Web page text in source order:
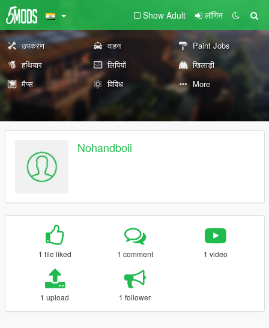
Show Adult लॉगिन
उपकरण वाहन
Paint Jobs
हथियार
लिपियों
खिलाड़ी
मैप्स
विविध More
Nohandboii
1 file liked 1 comment 1 video
1 upload 1 follower